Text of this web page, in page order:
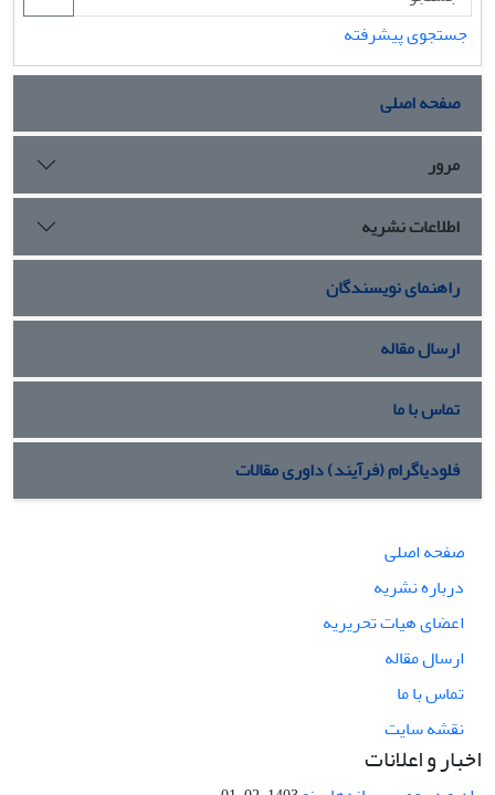
جستجوی پیشرفته
صفحه اصلی
مرور
اطلاعات نشریه
راهنمای نویسندگان
ارسال مقاله
تماس با ما
فلودیاگرام (فرآیند) داوری مقالات
صفحه اصلی
درباره نشریه
اعضای هیات تحریریه
ارسال مقاله
تماس با ما
نقشه سایت
اخبار و اعلانات